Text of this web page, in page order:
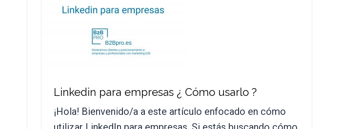
Linkedin para empresas ¿ Cómo usarlo ?
¡Hola! Bienvenido/a a este artículo enfocado en cómo